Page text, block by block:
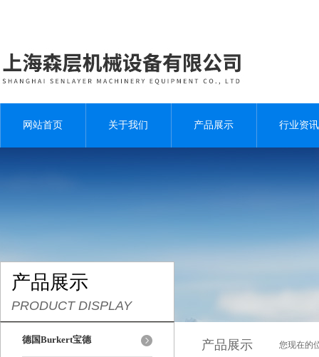
网站首页 关于我们 产品展示 行业资讯
产品展示
PRODUCT DISPLAY
德国Burkert宝德 产品展示 您现在的